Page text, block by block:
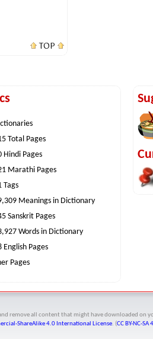
TOP
Total Pages
Hindi Pages
Marathi Pages
Tags
Meanings in Dictionary
Sanskrit Pages
Words in Dictionary
English Pages
Pages
remove all content that might have downloaded on
ShareAlike 4.0 International License. (CC BY-NC-SA